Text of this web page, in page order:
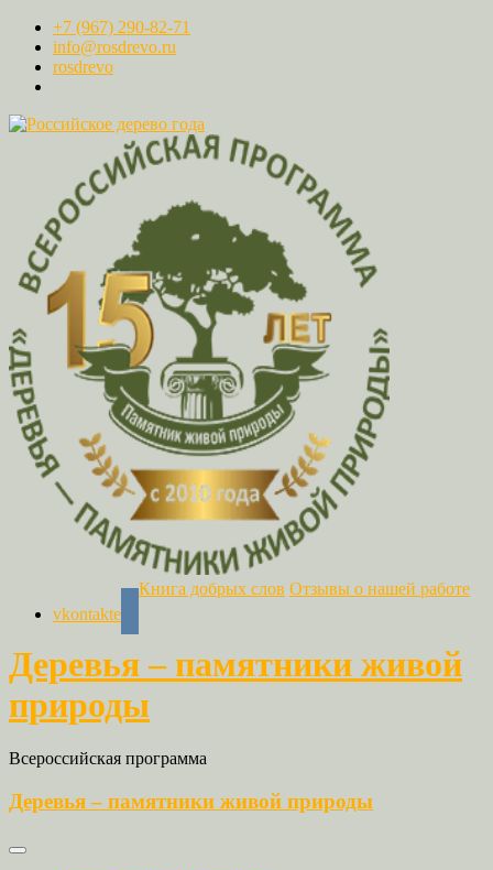
+7 (967) 290-82-71
info@rosdrevo.ru
rosdrevo
vkontakte
Книга добрых слов Отзывы о нашей работе
Деревья – памятники живой
природы
Всероссийская программа
Деревья – памятники живой природы